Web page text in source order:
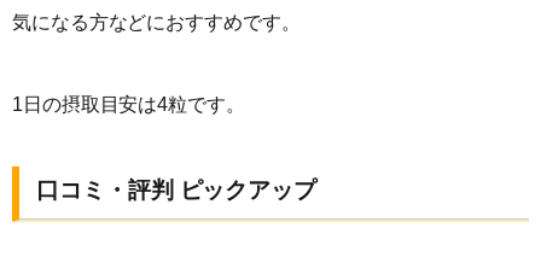
気になる方などにおすすめです。
1日の摂取目安は4粒です。
口コミ・評判 ピックアップ